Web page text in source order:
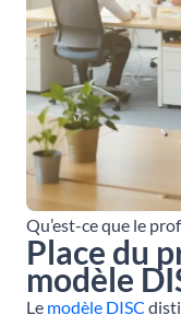
Qu’est-ce que le
Place du
modèle
Le modèle DISC